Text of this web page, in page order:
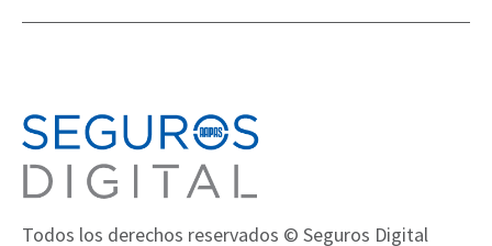
Todos los derechos reservados © Seguros Digital